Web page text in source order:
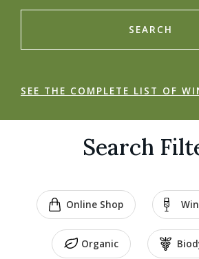
SEARCH
SEE THE COMPLETE LIST OF
Search
Online Shop
Organic